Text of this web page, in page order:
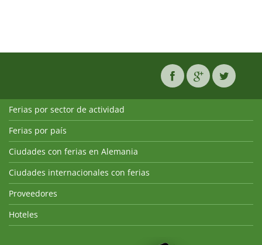
Ferias por sector de actividad
Ferias por país
Ciudades con ferias en Alemania
Ciudades internacionales con ferias
Proveedores
Hoteles